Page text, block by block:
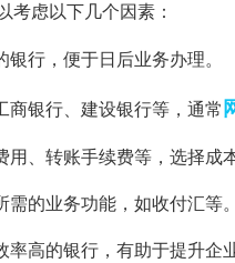
考虑以下几个因素：
行，便于日后业务办理。
银行、建设银行等，通常
、转账手续费等，选择成
的业务功能，如收付汇等。
高的银行，有助于提升企